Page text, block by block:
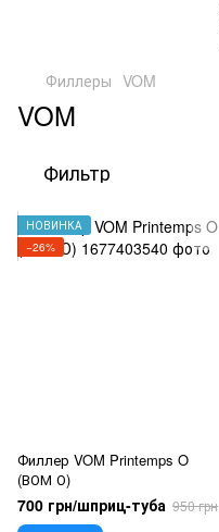
Филлеры VOM
VOM
Фильтр
НОВИНКА
−26%
Филлер VOM Printemps O
(ВОМ О)
700 грн/шприц-туба 950 грн